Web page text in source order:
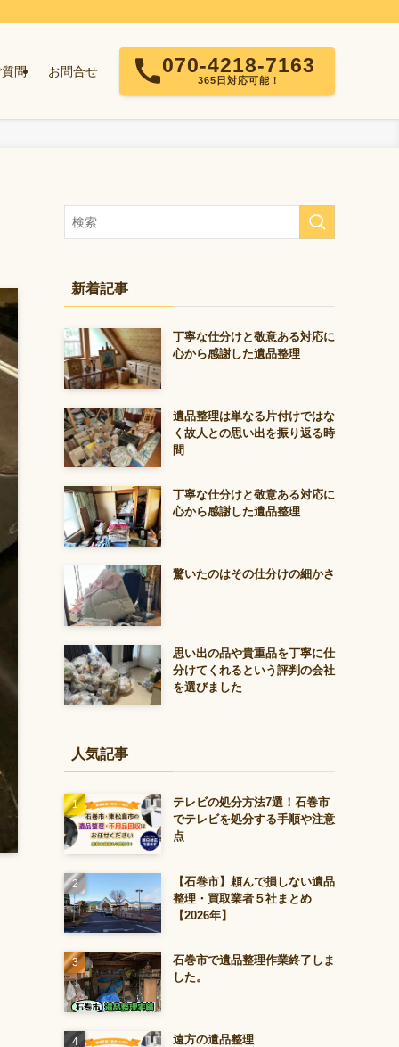
問 お問合せ 070-4218-7163
365日対応可能！
新着記事
丁寧な仕分けと敬意ある対応に
心から感謝した遺品整理
遺品整理は単なる片付けではな
く故人との思い出を振り返る時
間
丁寧な仕分けと敬意ある対応に
心から感謝した遺品整理
驚いたのはその仕分けの細かさ
思い出の品や貴重品を丁寧に仕
分けてくれるという評判の会社
を選びました
人気記事
テレビの処分方法7選！石巻市
でテレビを処分する手順や注意
点
【石巻市】頼んで損しない遺品
整理・買取業者５社まとめ
【2026年】
石巻市で遺品整理作業終了しま
した。
遠方の遺品整理